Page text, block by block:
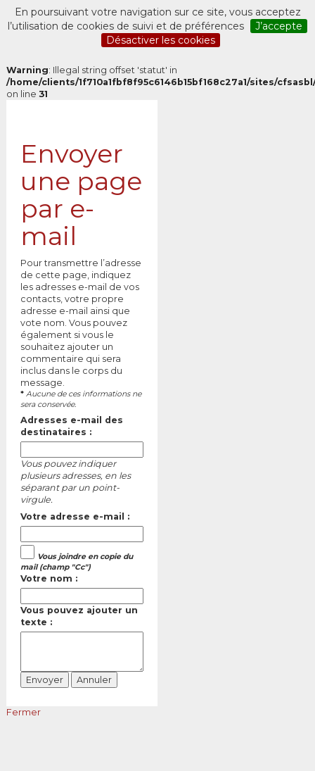
En poursuivant votre navigation sur ce site, vous acceptez
l’utilisation de cookies de suivi et de préférences
J’accepte
Désactiver les cookies
Warning: Illegal string offset 'statut' in
/home/clients/1f710a1fbf8f95c6146b15bf168c27a1/sites/
on line 31
Envoyer
une page
par e-
mail
Pour transmettre l’adresse
de cette page, indiquez
les adresses e-mail de vos
contacts, votre propre
adresse e-mail ainsi que
vote nom. Vous pouvez
également si vous le
souhaitez ajouter un
commentaire qui sera
inclus dans le corps du
message.
* Aucune de ces informations ne
sera conservée.
Adresses e-mail des
destinataires :
Vous pouvez indiquer
plusieurs adresses, en les
séparant par un point-
virgule.
Votre adresse e-mail :
Vous joindre en copie du
mail (champ "Cc")
Votre nom :
Vous pouvez ajouter un
texte :
Fermer